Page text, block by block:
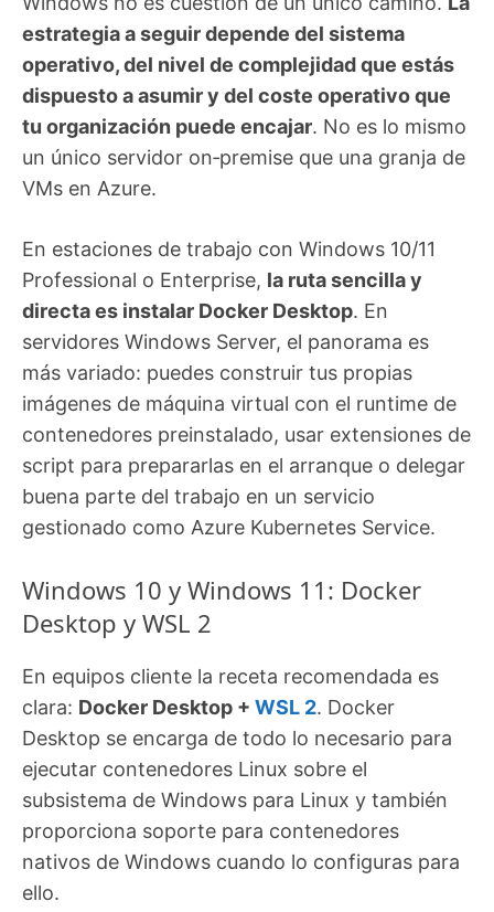
estrategia a seguir depende del sistema
operativo, del nivel de complejidad que estás
dispuesto a asumir y del coste operativo que
tu organización puede encajar. No es lo mismo
un único servidor on‑premise que una granja de
VMs en Azure.
En estaciones de trabajo con Windows 10/11
Professional o Enterprise, la ruta sencilla y
directa es instalar Docker Desktop. En
servidores Windows Server, el panorama es
más variado: puedes construir tus propias
imágenes de máquina virtual con el runtime de
contenedores preinstalado, usar extensiones de
script para prepararlas en el arranque o delegar
buena parte del trabajo en un servicio
gestionado como Azure Kubernetes Service.
Windows 10 y Windows 11: Docker
Desktop y WSL 2
En equipos cliente la receta recomendada es
clara: Docker Desktop + WSL 2. Docker
Desktop se encarga de todo lo necesario para
ejecutar contenedores Linux sobre el
subsistema de Windows para Linux y también
proporciona soporte para contenedores
nativos de Windows cuando lo configuras para
ello.